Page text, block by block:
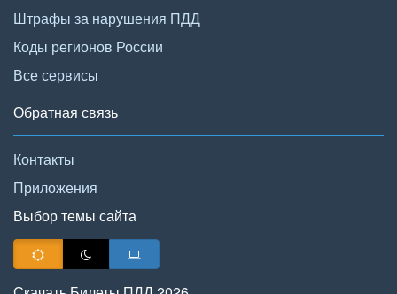
Штрафы за нарушения ПДД
Коды регионов России
Все сервисы
Обратная связь
Контакты
Приложения
Выбор темы сайта